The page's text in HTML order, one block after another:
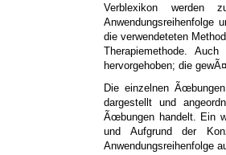
Verblexikon werden
Anwendungsreihenfolge
die verwendeteten
Therapiemethode.
hervorgehoben; die
Die einzelnen
dargestellt und
Ãœbungen handelt. Ein
und Aufgrund der
Anwendungsreihenfolge